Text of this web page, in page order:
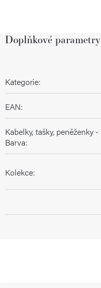
Doplňkové parametry
Kategorie:
EAN:
Kabelky, tašky, peněženky -
Barva:
Kolekce: